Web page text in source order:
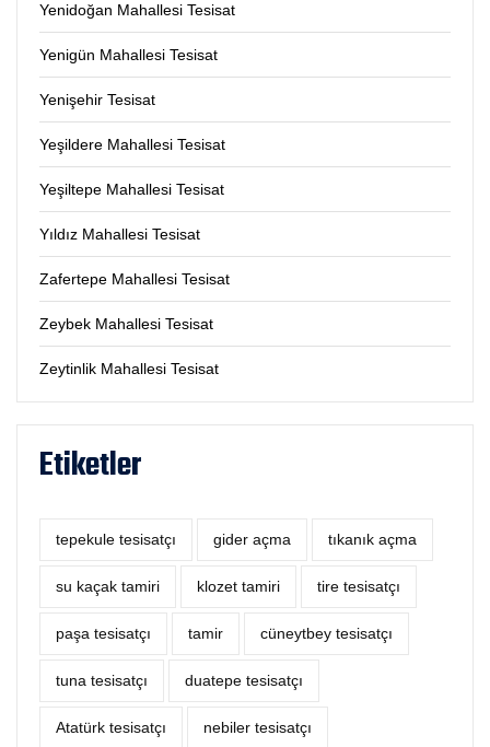
Yenidoğan Mahallesi Tesisat
Yenigün Mahallesi Tesisat
Yenişehir Tesisat
Yeşildere Mahallesi Tesisat
Yeşiltepe Mahallesi Tesisat
Yıldız Mahallesi Tesisat
Zafertepe Mahallesi Tesisat
Zeybek Mahallesi Tesisat
Zeytinlik Mahallesi Tesisat
Etiketler
tepekule tesisatçı ‎gider açma tıkanık açma
su kaçak tamiri klozet tamiri tire tesisatçı
paşa tesisatçı tamir cüneytbey tesisatçı
tuna tesisatçı duatepe tesisatçı
Atatürk tesisatçı nebiler tesisatçı